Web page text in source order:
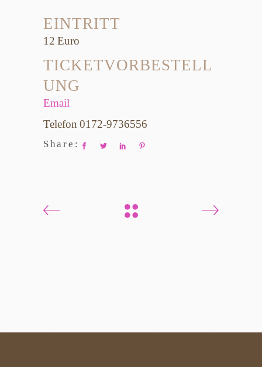
EINTRITT
12 Euro
TICKETVORBESTELL
UNG
Email
Telefon 0172-9736556
Share: